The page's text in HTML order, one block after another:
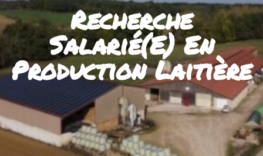
Recherche
Salarié(e) En
Production Laitière